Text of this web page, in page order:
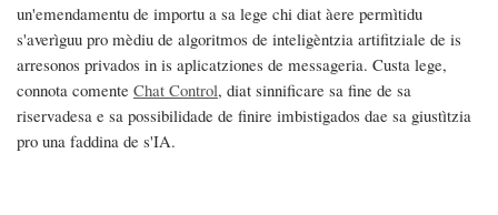
un'emendamentu de importu a sa lege chi diat àere permìtidu
s'averìguu pro mèdiu de algoritmos de inteligèntzia artifitziale de is
arresonos privados in is aplicatziones de messageria. Custa lege,
connota comente Chat Control, diat sinnificare sa fine de sa
riservadesa e sa possibilidade de finire imbistigados dae sa giustìtzia
pro una faddina de s'IA.